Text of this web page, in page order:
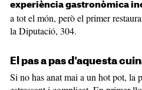
experiència gastronòmica
a tot el món, però el primer
la Diputació, 304.
El pas a pas d'aquesta
Si no has anat mai a un hot pot, la